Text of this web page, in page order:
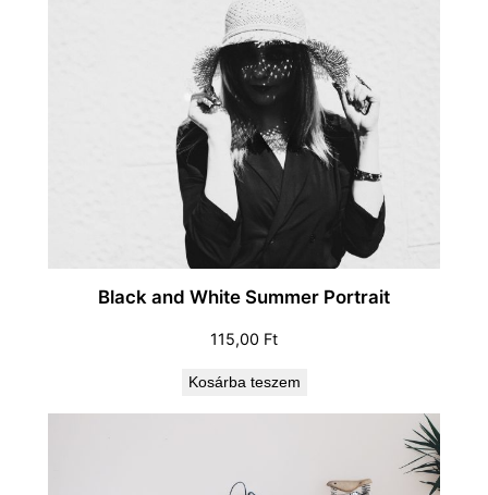
Black and White Summer Portrait
115,00 Ft
Kosárba teszem